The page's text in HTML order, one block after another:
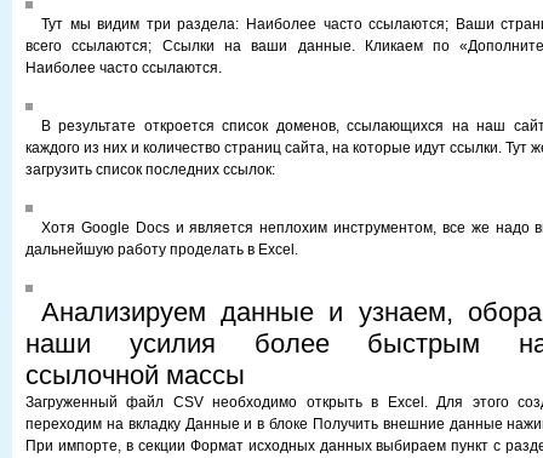
Тут мы видим три раздела: Наиболее часто ссылаются; Ваши
всего ссылаются; Ссылки на ваши данные. Кликаем по
Наиболее часто ссылаются.
В результате откроется список доменов, ссылающихся на наш
каждого из них и количество страниц сайта, на которые идут ссылки. Тут
загрузить список последних ссылок:
Хотя Google Docs и является неплохим инструментом, все же надо
дальнейшую работу проделать в Excel.
Анализируем данные и узнаем,
наши усилия более быстрым
ссылочной массы
Загруженный файл CSV необходимо открыть в Excel. Для этого
переходим на вкладку Данные и в блоке Получить внешние данные
При импорте, в секции Формат исходных данных выбираем пункт с